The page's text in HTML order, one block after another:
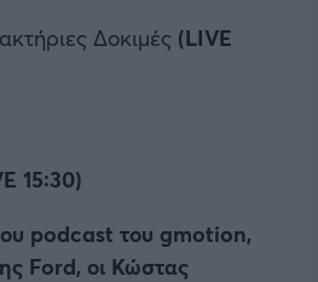
Δοκιμές (LIVE
15:30)
podcast του gmotion,
Ford, οι Κώστας